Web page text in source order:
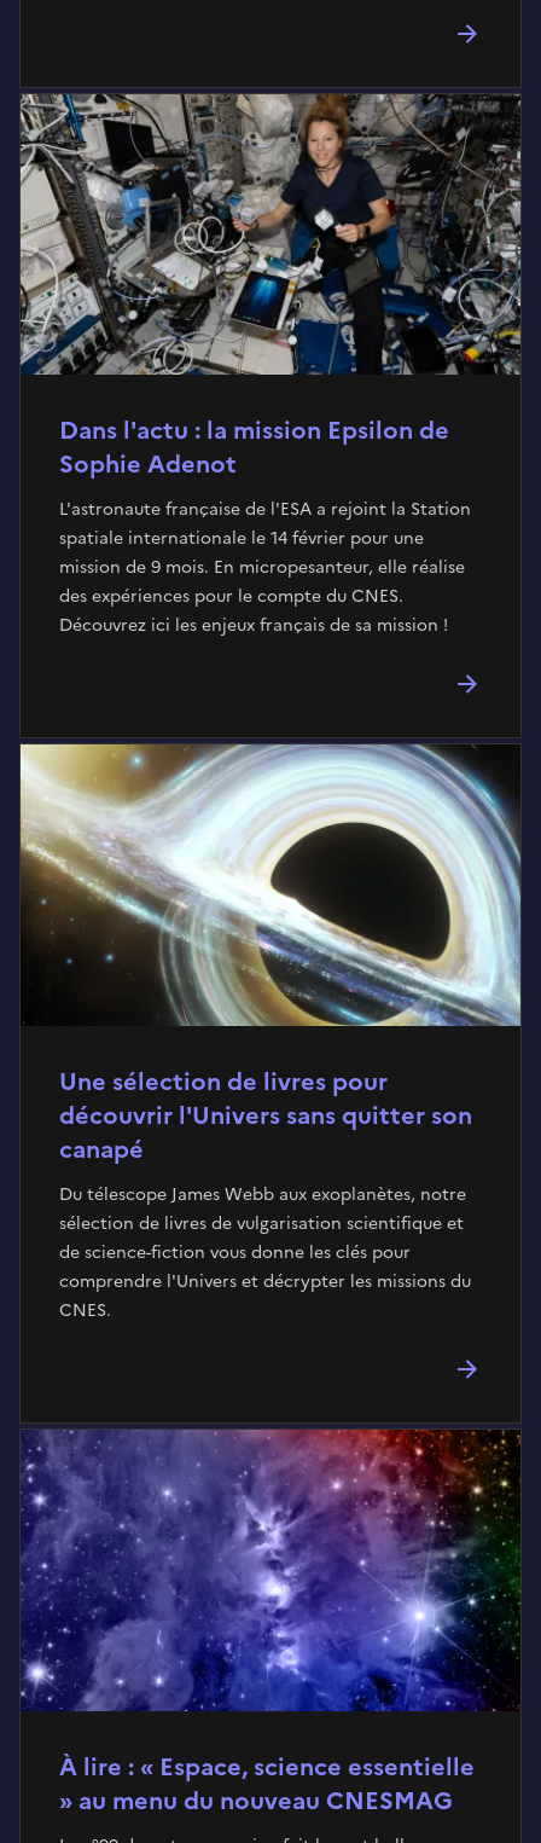
Dans l'actu : la mission Epsilon de
Sophie Adenot
L'astronaute française de l'ESA a rejoint la Station
spatiale internationale le 14 février pour une
mission de 9 mois. En micropesanteur, elle réalise
des expériences pour le compte du CNES.
Découvrez ici les enjeux français de sa mission !
Une sélection de livres pour
découvrir l'Univers sans quitter son
canapé
Du télescope James Webb aux exoplanètes, notre
sélection de livres de vulgarisation scientifique et
de science-fiction vous donne les clés pour
comprendre l'Univers et décrypter les missions du
CNES.
À lire : « Espace, science essentielle
» au menu du nouveau CNESMAG